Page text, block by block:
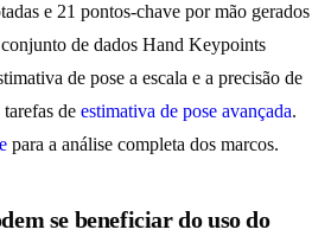
e 21 pontos-chave por mão gerados
de dados Hand Keypoints
de pose a escala e a precisão de
tarefas de estimativa de pose avançada.
para a análise completa dos marcos.
se beneficiar do uso do